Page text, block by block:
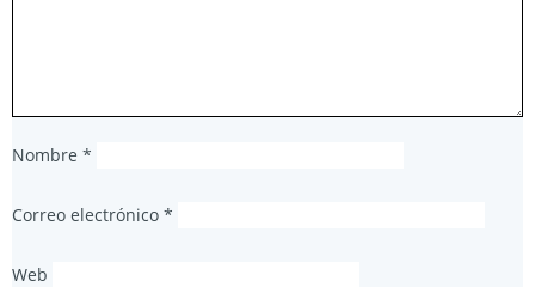
Nombre *
Correo electrónico *
Web